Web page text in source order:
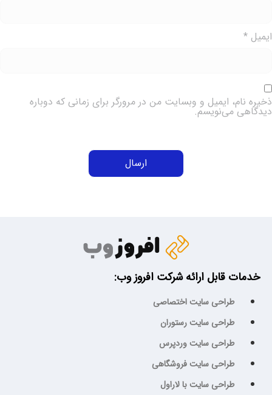
ایمیل *
ذخیره نام، ایمیل و وبسایت من در مرورگر برای زمانی که دوباره
دیدگاهی می‌نویسم.
خدمات قابل ارائه شرکت افروز وب:
طراحی سایت اختصاصی
طراحی سایت رستوران
طراحی سایت وردپرس
طراحی سایت فروشگاهی
طراحی سایت با لاراول